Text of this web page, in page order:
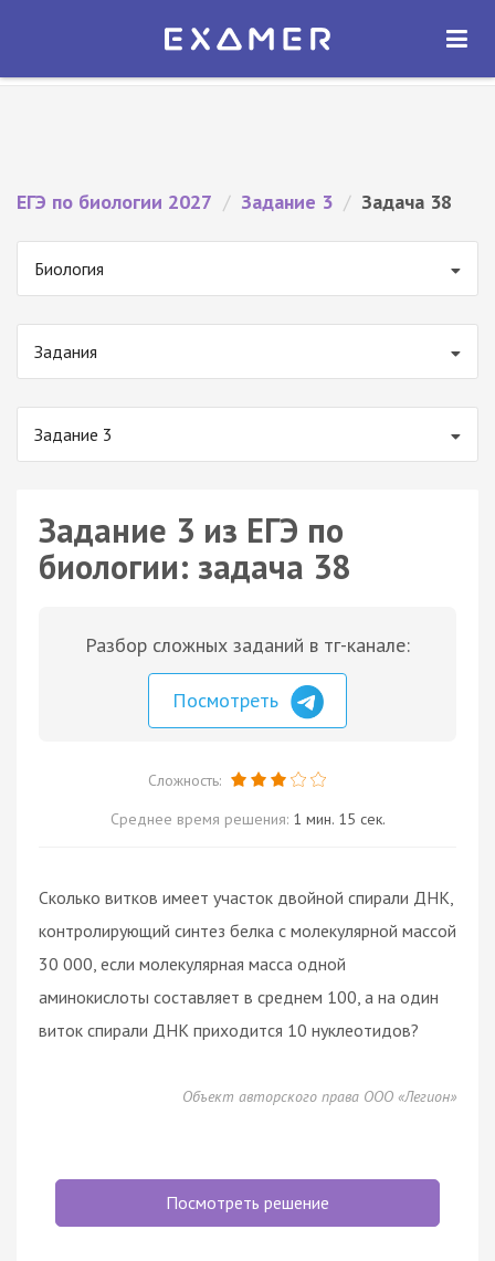
Экзамер — ЕГЭ 2027
ОТКРЫТЬ
ЕГЭ по биологии 2027 / Задание 3 / Задача 38
Биология
Задания
Задание 3
Задание 3 из ЕГЭ по
биологии: задача 38
Разбор сложных заданий в тг-канале:
Посмотреть
Сложность:
Среднее время решения: 1 мин. 15 сек.
Сколько витков имеет участок двойной спирали ДНК,
контролирующий синтез белка с молекулярной массой
30 000, если молекулярная масса одной
аминокислоты составляет в среднем 100, а на один
виток спирали ДНК приходится 10 нуклеотидов?
Объект авторского права ООО «Легион»
Посмотреть решение